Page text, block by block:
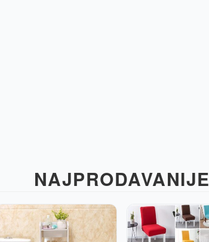
NAJPRODAVANIJE